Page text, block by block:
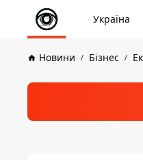
Україна
Новини Бізнес